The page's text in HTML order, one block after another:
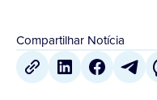
Compartilhar Notícia